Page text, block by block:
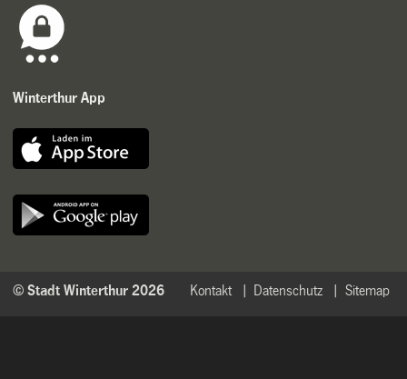
Winterthur App
Sitemap
Datenschutz
Kontakt
© Stadt Winterthur 2026